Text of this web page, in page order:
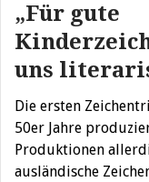
„Für gute
uns
Die ersten
50er Jahre
Produktionen
ausländische